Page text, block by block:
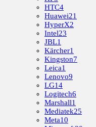
HTC4
Huawei21
HyperX2
Intel23
JBL1
Kärcher1
Kingston7
Leica1
Lenovo9
LG14
Logitech6
Marshall1
Mediatek25
Meta10